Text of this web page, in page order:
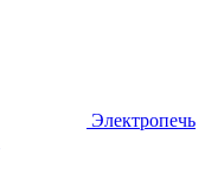
Электропечь